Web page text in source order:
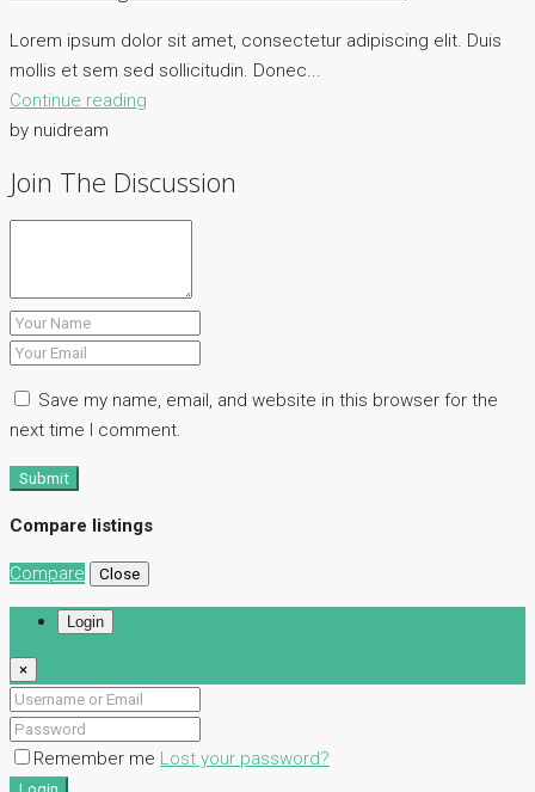
Lorem ipsum dolor sit amet, consectetur adipiscing elit. Duis
mollis et sem sed sollicitudin. Donec...
Continue reading
by nuidream
Join The Discussion
Save my name, email, and website in this browser for the
next time I comment.
Submit
Compare listings
Compare Close
Login
×
Remember me Lost your password?